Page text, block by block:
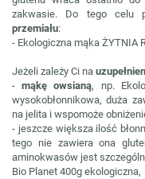
zakwasie. Do tego celu
przemiału:
- Ekologiczna mąka ŻYTNIA
Jeżeli zależy Ci na
-mąkę owsianą, np.
wysokobłonnikowa, duża
na jelita i wspomoże
- jeszcze większa ilość
tego nie zawiera ona
aminokwasów jest
Bio Planet 400g ekologiczna,